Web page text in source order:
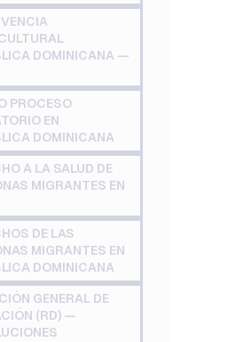
DOMINICANA —
PROCESO
EN
DOMINICANA
A LA SALUD DE
MIGRANTES EN
DE LAS
MIGRANTES EN
DOMINICANA
GENERAL DE
(RD) —